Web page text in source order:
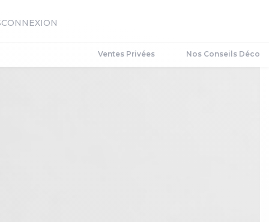
CONNEXION
Ventes Privées Nos Conseils Déco